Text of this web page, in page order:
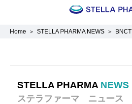
Home STELLA PHARMA NEWS BNCT
STELLA PHARMA NEWS
ステラファーマ ニュース